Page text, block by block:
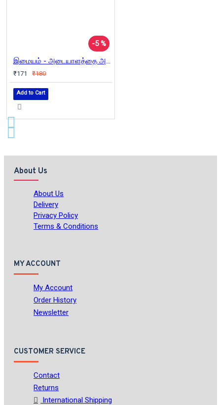
-5 %
இமையம் - அடையாளத்தை அழித்துக்கொள்ளும் கலைஞன்
₹171 ₹180
Add to Cart
About Us
About Us
Delivery
Privacy Policy
Terms & Conditions
MY ACCOUNT
My Account
Order History
Newsletter
CUSTOMER SERVICE
Contact
Returns
International Shipping